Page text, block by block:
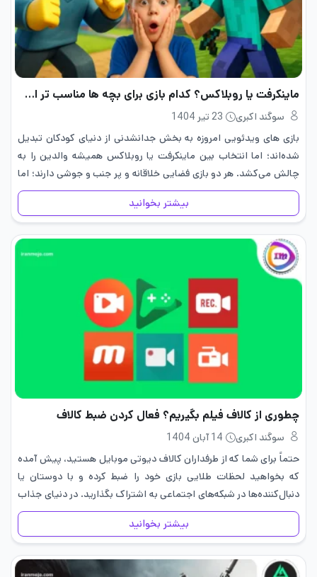
ماینکرفت یا روبلاکس؟ کدام بازی برای بچه ها مناسب تر است؟
سوگند اکبری
23 تیر 1404
بازی های ویدئویی امروزه به بخش جدانشدنی از دنیای کودکان تبدیل
شده‌اند؛ اما انتخاب بین ماینکرفت یا روبلاکس همیشه والدین را به
چالش می‌کشد. هر دو بازی فضایی خلاقانه و پر جنب و جوشی دارند؛ اما
تفاوت‌های ظریف آنهاست که…
بیشتر بخوانید
چطوری از کالاف فیلم بگیریم؟ فعال کردن ضبط کالاف
سوگند اکبری
14 آبان 1404
حتماً برای شما که از طرفداران کالاف دیوتی موبایل هستید، پیش آمده
که بخواهید لحظات طلایی بازی خود را ضبط کرده و با دوستان یا
دنبال‌کننده‌ها در شبکه‌های اجتماعی به اشتراک بگذارید. در دنیای جذاب
و رقابتی کالاف، بسیاری از…
بیشتر بخوانید